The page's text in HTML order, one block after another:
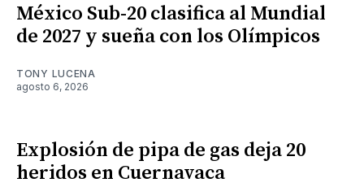
México Sub-20 clasifica al Mundial
de 2027 y sueña con los Olímpicos
TONY LUCENA
agosto 6, 2026
Explosión de pipa de gas deja 20
heridos en Cuernavaca